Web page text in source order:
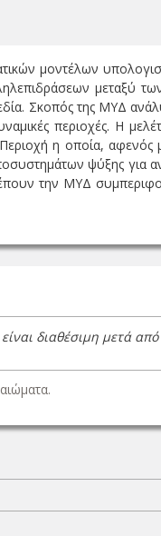
μοντέλων
μεταξύ
Σκοπός της ΜΥΔ
περιοχές. Η
η οποία, αφενός
ψύξης για
την ΜΥΔ
διαθέσιμη μετά